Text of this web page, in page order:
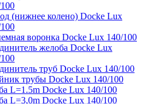
(нижнее колено) Docke Lux
воронка Docke Lux 140/100
желоба Docke Lux
труб Docke Lux 140/100
трубы Docke Lux 140/100
L=1.5m Docke Lux 140/100
L=3,0m Docke Lux 140/100